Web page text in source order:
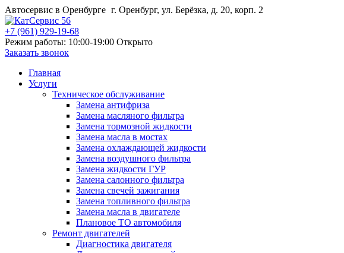
Автосервис в Оренбурге г. Оренбург, ул. Берёзка, д. 20, корп. 2
+7 (961) 929-19-68
Режим работы: 10:00-19:00 Открыто
Заказать звонок
Главная
Услуги
Техническое обслуживание
Замена антифриза
Замена масляного фильтра
Замена тормозной жидкости
Замена масла в мостах
Замена охлаждающей жидкости
Замена воздушного фильтра
Замена жидкости ГУР
Замена салонного фильтра
Замена свечей зажигания
Замена топливного фильтра
Замена масла в двигателе
Плановое ТО автомобиля
Ремонт двигателей
Диагностика двигателя